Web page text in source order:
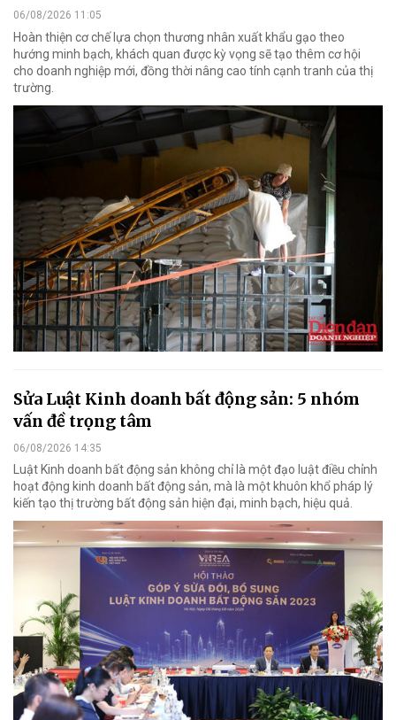
06/08/2026 11:05
Hoàn thiện cơ chế lựa chọn thương nhân xuất khẩu gạo theo
hướng minh bạch, khách quan được kỳ vọng sẽ tạo thêm cơ hội
cho doanh nghiệp mới, đồng thời nâng cao tính cạnh tranh của thị
trường.
Sửa Luật Kinh doanh bất động sản: 5 nhóm
vấn đề trọng tâm
06/08/2026 14:35
Luật Kinh doanh bất động sản không chỉ là một đạo luật điều chỉnh
hoạt động kinh doanh bất động sản, mà là một khuôn khổ pháp lý
kiến tạo thị trường bất động sản hiện đại, minh bạch, hiệu quả.